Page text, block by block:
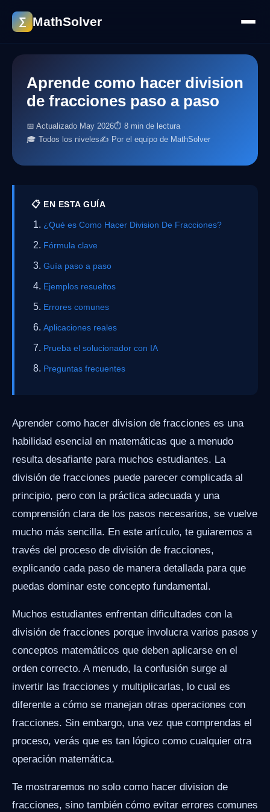
∑ MathSolver
Aprende como hacer division
de fracciones paso a paso
📅 Actualizado May 2026⏱ 8 min de lectura
🎓 Todos los niveles✍️ Por el equipo de MathSolver
📋 EN ESTA GUÍA
¿Qué es Como Hacer Division De Fracciones?
Fórmula clave
Guía paso a paso
Ejemplos resueltos
Errores comunes
Aplicaciones reales
Prueba el solucionador con IA
Preguntas frecuentes
Aprender como hacer division de fracciones es una
habilidad esencial en matemáticas que a menudo
resulta desafiante para muchos estudiantes. La
división de fracciones puede parecer complicada al
principio, pero con la práctica adecuada y una
comprensión clara de los pasos necesarios, se vuelve
mucho más sencilla. En este artículo, te guiaremos a
través del proceso de división de fracciones,
explicando cada paso de manera detallada para que
puedas dominar este concepto fundamental.
Muchos estudiantes enfrentan dificultades con la
división de fracciones porque involucra varios pasos y
conceptos matemáticos que deben aplicarse en el
orden correcto. A menudo, la confusión surge al
invertir las fracciones y multiplicarlas, lo cual es
diferente a cómo se manejan otras operaciones con
fracciones. Sin embargo, una vez que comprendas el
proceso, verás que es tan lógico como cualquier otra
operación matemática.
Te mostraremos no solo como hacer division de
fracciones, sino también cómo evitar errores comunes